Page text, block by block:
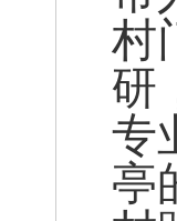
村
研
专
亭